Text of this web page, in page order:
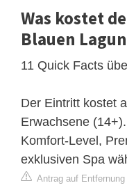
Was kostet
Blauen
11 Quick Facts
Der Eintritt kostet
Erwachsene
Komfort-Level,
exklusiven Spa
Antrag auf